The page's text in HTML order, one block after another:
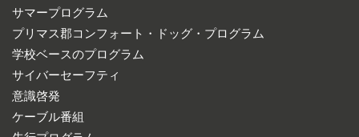
サマープログラム
プリマス郡コンフォート・ドッグ・プログラム
学校ベースのプログラム
サイバーセーフティ
意識啓発
ケーブル番組